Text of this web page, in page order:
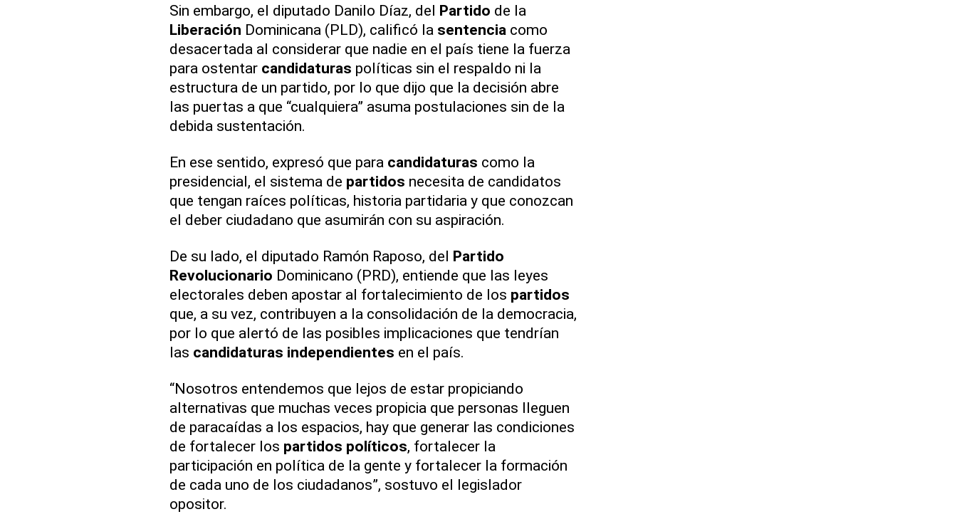
Sin embargo, el diputado Danilo Díaz, del Partido de la
Liberación Dominicana (PLD), calificó la sentencia como
desacertada al considerar que nadie en el país tiene la fuerza
para ostentar candidaturas políticas sin el respaldo ni la
estructura de un partido, por lo que dijo que la decisión abre
las puertas a que “cualquiera” asuma postulaciones sin de la
debida sustentación.
En ese sentido, expresó que para candidaturas como la
presidencial, el sistema de partidos necesita de candidatos
que tengan raíces políticas, historia partidaria y que conozcan
el deber ciudadano que asumirán con su aspiración.
De su lado, el diputado Ramón Raposo, del Partido
Revolucionario Dominicano (PRD), entiende que las leyes
electorales deben apostar al fortalecimiento de los partidos
que, a su vez, contribuyen a la consolidación de la democracia,
por lo que alertó de las posibles implicaciones que tendrían
las candidaturas independientes en el país.
“Nosotros entendemos que lejos de estar propiciando
alternativas que muchas veces propicia que personas lleguen
de paracaídas a los espacios, hay que generar las condiciones
de fortalecer los partidos políticos, fortalecer la
participación en política de la gente y fortalecer la formación
de cada uno de los ciudadanos”, sostuvo el legislador
opositor.